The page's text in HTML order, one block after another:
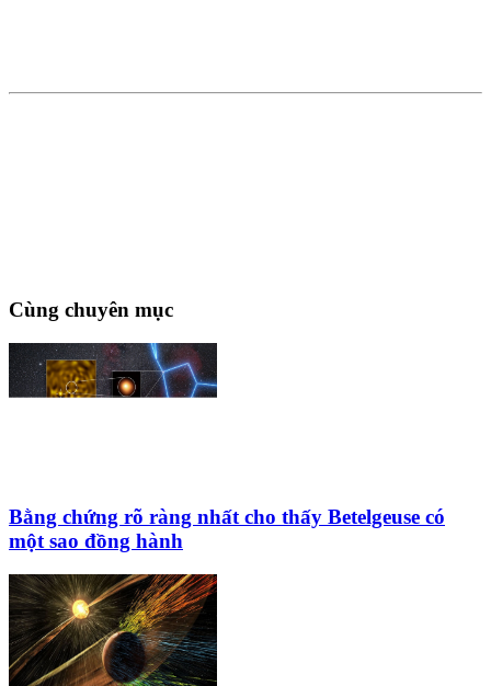
Cùng chuyên mục
Bằng chứng rõ ràng nhất cho thấy Betelgeuse có
một sao đồng hành